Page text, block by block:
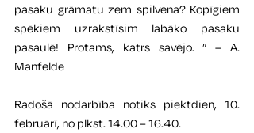
pasaku grāmatu zem spilvena? Kopīgiem
spēkiem uzrakstīsim labāko pasaku
pasaulē! Protams, katrs savējo. ” – A.
Manfelde
Radošā nodarbība notiks piektdien, 10.
februārī, no plkst. 14.00 – 16.40.